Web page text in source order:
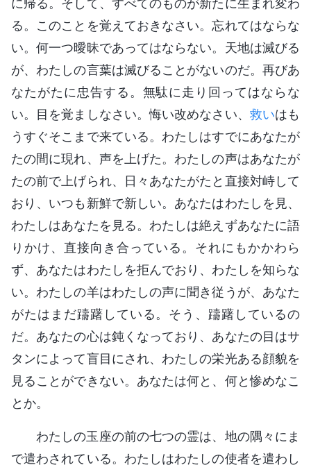
る。このことを覚えておきなさい。忘れてはならな
い。何一つ曖昧であってはならない。天地は滅びる
が、わたしの言葉は滅びることがないのだ。再びあ
なたがたに忠告する。無駄に走り回ってはならな
い。目を覚ましなさい。悔い改めなさい、 救いはも
うすぐそこまで来ている。わたしはすでにあなたが
たの間に現れ、声を上げた。わたしの声はあなたが
たの前で上げられ、日々あなたがたと直接対峙して
おり、いつも新鮮で新しい。あなたはわたしを見、
わたしはあなたを見る。わたしは絶えずあなたに語
りかけ、直接向き合っている。それにもかかわら
ず、あなたはわたしを拒んでおり、わたしを知らな
い。わたしの羊はわたしの声に聞き従うが、あなた
がたはまだ躊躇している。そう、躊躇しているの
だ。あなたの心は鈍くなっており、あなたの目はサ
タンによって盲目にされ、わたしの栄光ある顔貌を
見ることができない。あなたは何と、何と惨めなこ
とか。
わたしの玉座の前の七つの霊は、地の隅々にま
で遣わされている。わたしはわたしの使者を遣わし